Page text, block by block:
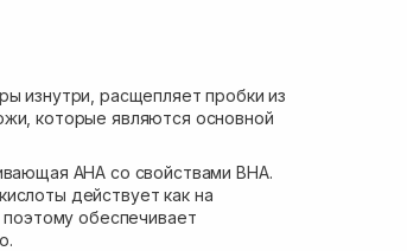
изнутри, расщепляет пробки из
которые являются основной
АНА со свойствами ВНА.
действует как на
обеспечивает